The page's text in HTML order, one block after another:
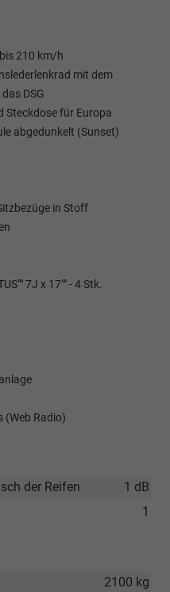
bis 210 km/h
mit dem
DSG
Steckdose für Europa
abgedunkelt (Sunset)
in Stoff
7J x 17"" - 4 Stk.
(Web Radio)
1 dB
der Reifen
1
2100 kg